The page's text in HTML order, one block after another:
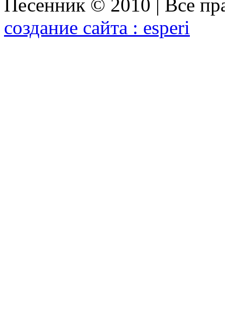
Песенник © 2010 | Все
создание сайта : esperi